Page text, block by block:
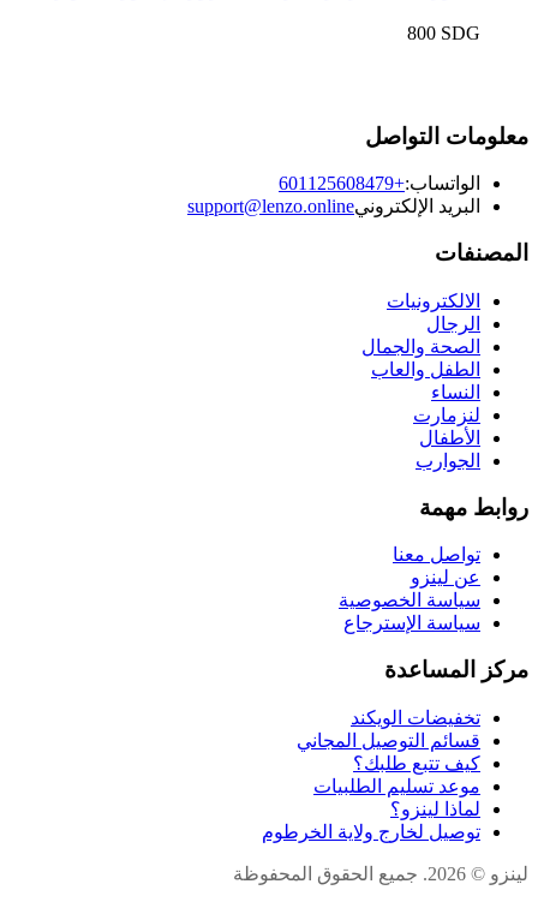
800 SDG
معلومات التواصل
الواتساب:+601125608479
البريد الإلكترونيsupport@lenzo.online
المصنفات
الالكترونيات
الرجال
الصحة والجمال
الطفل والعاب
النساء
لنزمارت
الأطفال
الجوارب
روابط مهمة
تواصل معنا
عن لينزو
سياسة الخصوصية
سياسة الإسترجاع
مركز المساعدة
تخفيضات الويكند
قسائم التوصيل المجاني
كيف تتبع طلبك؟
موعد تسليم الطلبيات
لماذا لينزو؟
توصيل لخارج ولاية الخرطوم
لينزو © 2026. جميع الحقوق المحفوظة